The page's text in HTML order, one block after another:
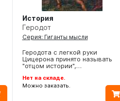
История
Геродот
Серия: Гиганты мысли
Геродота с легкой руки
Цицерона принято называть
"отцом истории",…
Нет на складе.
Можно заказать.